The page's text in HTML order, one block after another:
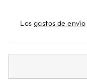
Losgastos de envío